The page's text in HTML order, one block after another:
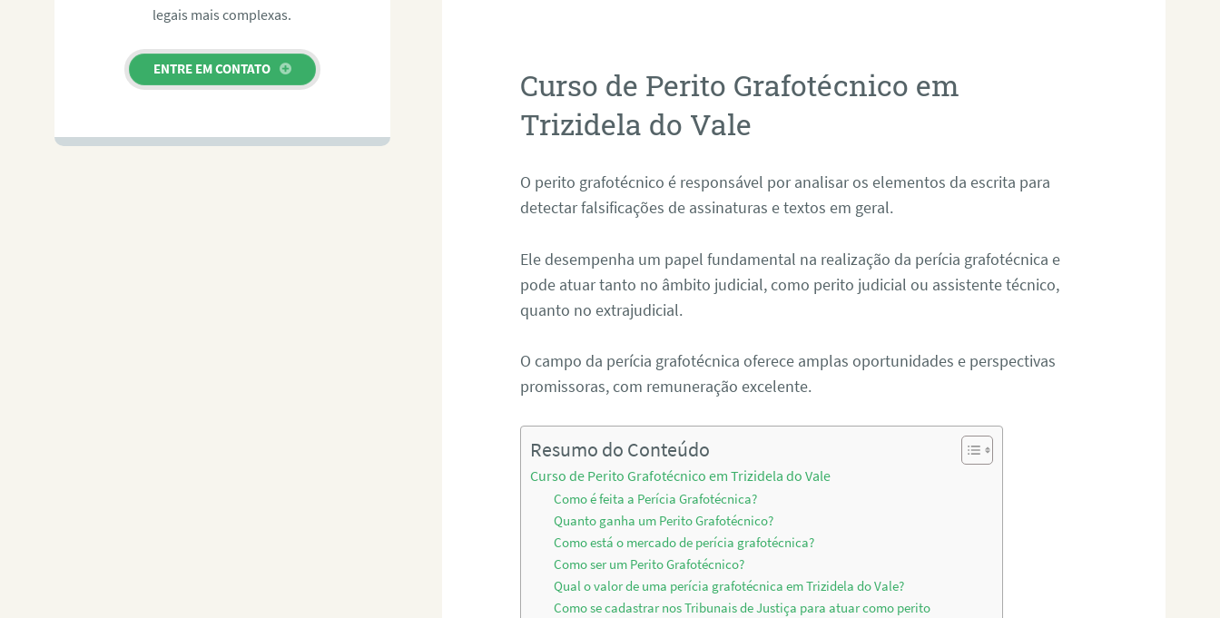
Curso de Perito Grafotécnico em
Trizidela do Vale
O perito grafotécnico é responsável por analisar os elementos da escrita para
detectar falsificações de assinaturas e textos em geral.
Ele desempenha um papel fundamental na realização da perícia grafotécnica e
pode atuar tanto no âmbito judicial, como perito judicial ou assistente técnico,
quanto no extrajudicial.
O campo da perícia grafotécnica oferece amplas oportunidades e perspectivas
promissoras, com remuneração excelente.
Resumo do Conteúdo
Curso de Perito Grafotécnico em Trizidela do Vale
Como é feita a Perícia Grafotécnica?
Quanto ganha um Perito Grafotécnico?
Como está o mercado de perícia grafotécnica?
Como ser um Perito Grafotécnico?
Qual o valor de uma perícia grafotécnica em Trizidela do Vale?
Como se cadastrar nos Tribunais de Justiça para atuar como perito
legais mais complexas.
ENTRE EM CONTATO